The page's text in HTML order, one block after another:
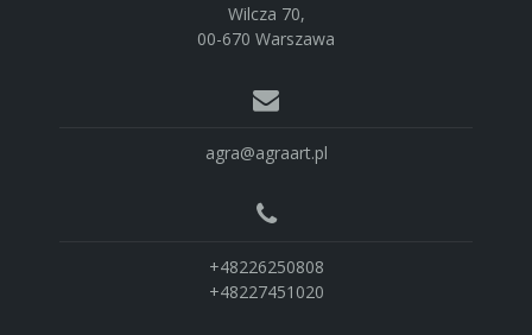
Wilcza 70,
00-670 Warszawa
agra@agraart.pl
+48226250808
+48227451020